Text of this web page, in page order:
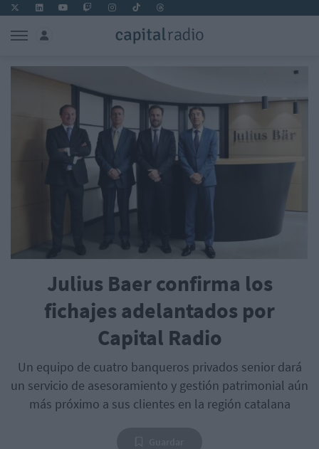
Julius Baer confirma los
fichajes adelantados por
Capital Radio
Un equipo de cuatro banqueros privados senior dará
un servicio de asesoramiento y gestión patrimonial aún
más próximo a sus clientes en la región catalana